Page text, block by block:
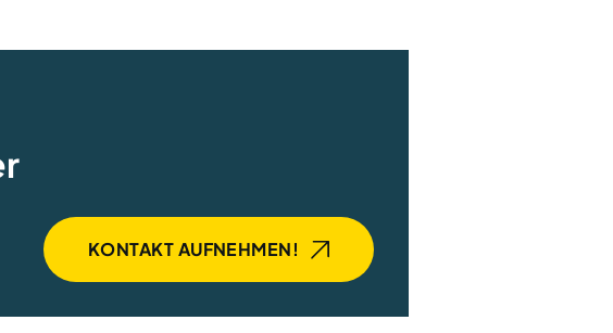
KONTAKT AUFNEHMEN!